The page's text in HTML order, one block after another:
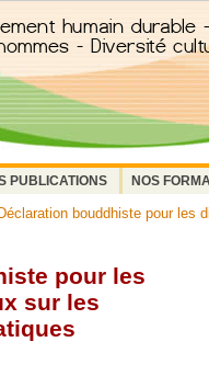
PUBLICATIONS NOS
bouddhiste pour les
pour les
sur les